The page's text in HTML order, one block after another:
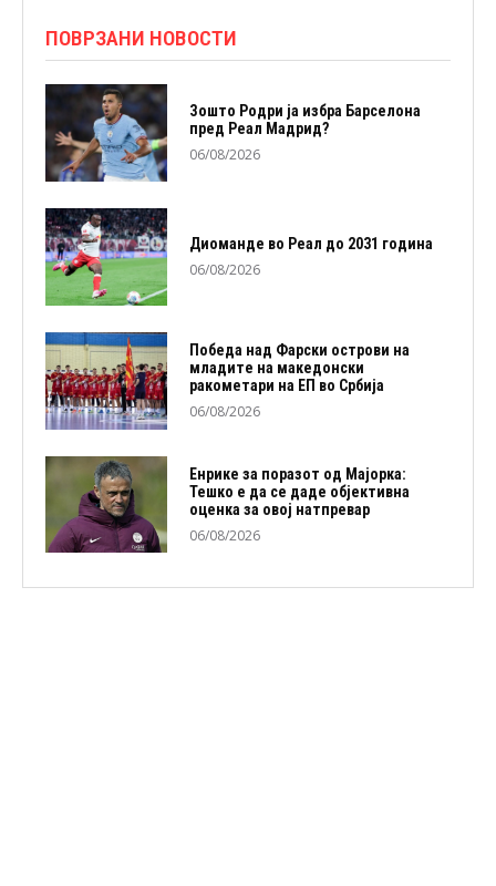
ПОВРЗАНИ НОВОСТИ
Зошто Родри ја избра Барселона
пред Реал Мадрид?
06/08/2026
Диоманде во Реал до 2031 година
06/08/2026
Победа над Фарски острови на
младите на македонски
ракометари на ЕП во Србија
06/08/2026
Енрике за поразот од Мајорка:
Тешко е да се даде објективна
оценка за овој натпревар
06/08/2026